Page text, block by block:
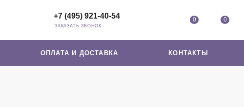
0 0
+7 (495) 921-40-54
ЗАКАЗАТЬ ЗВОНОК
ОПЛАТА И ДОСТАВКА КОНТАКТЫ